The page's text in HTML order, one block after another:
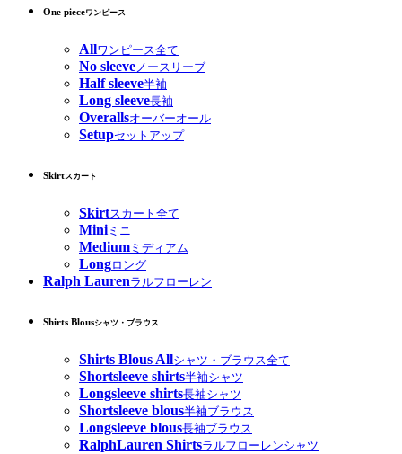
One pieceワンピース
Allワンピース全て
No sleeveノースリーブ
Half sleeve半袖
Long sleeve長袖
Overallsオーバーオール
Setupセットアップ
Skirtスカート
Skirtスカート全て
Miniミニ
Medium ミディアム
Longロング
Ralph Laurenラルフローレン
Shirts Blousシャツ・ブラウス
Shirts Blous Allシャツ・ブラウス全て
Shortsleeve shirts半袖シャツ
Longsleeve shirts長袖シャツ
Shortsleeve blous半袖ブラウス
Longsleeve blous長袖ブラウス
RalphLauren Shirtsラルフローレンシャツ